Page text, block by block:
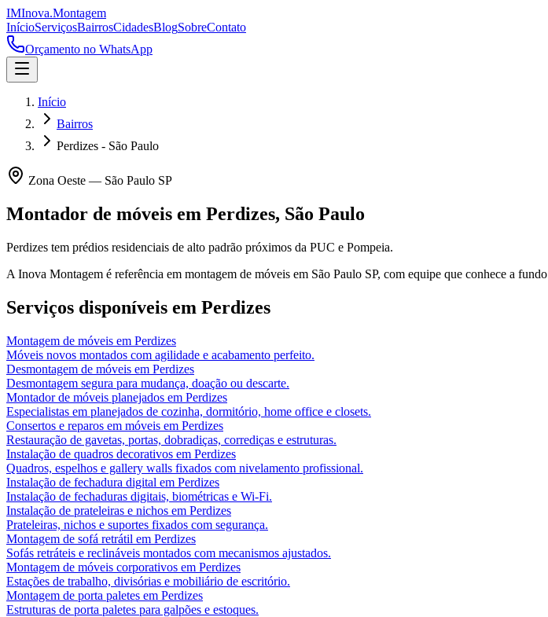
IMInova.Montagem
InícioServiçosBairrosCidadesBlogSobreContato
Orçamento no WhatsApp
Início
Bairros
Perdizes - São Paulo
Zona Oeste — São Paulo SP
Montador de móveis em Perdizes, São Paulo
Perdizes tem prédios residenciais de alto padrão próximos da PUC e Pompeia.
A Inova Montagem é referência em montagem de móveis em São Paulo SP, com equipe que conhece a fundo
Serviços disponíveis em Perdizes
Montagem de móveis em Perdizes
Móveis novos montados com agilidade e acabamento perfeito.
Desmontagem de móveis em Perdizes
Desmontagem segura para mudança, doação ou descarte.
Montador de móveis planejados em Perdizes
Especialistas em planejados de cozinha, dormitório, home office e closets.
Consertos e reparos em móveis em Perdizes
Restauração de gavetas, portas, dobradiças, corrediças e estruturas.
Instalação de quadros decorativos em Perdizes
Quadros, espelhos e gallery walls fixados com nivelamento profissional.
Instalação de fechadura digital em Perdizes
Instalação de fechaduras digitais, biométricas e Wi-Fi.
Instalação de prateleiras e nichos em Perdizes
Prateleiras, nichos e suportes fixados com segurança.
Montagem de sofá retrátil em Perdizes
Sofás retráteis e reclináveis montados com mecanismos ajustados.
Montagem de móveis corporativos em Perdizes
Estações de trabalho, divisórias e mobiliário de escritório.
Montagem de porta paletes em Perdizes
Estruturas de porta paletes para galpões e estoques.